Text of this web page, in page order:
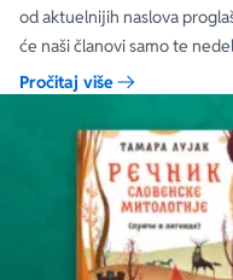
od aktuelnijih naslova
će naši članovi samo te
specijalnim DODATNIM
Pročitaj više